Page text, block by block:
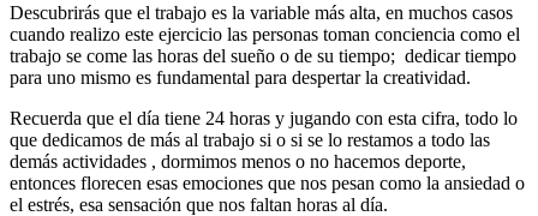
Descubrirás que el trabajo es la variable más alta, en muchos casos
cuando realizo este ejercicio las personas toman conciencia como el
trabajo se come las horas del sueño o de su tiempo; dedicar tiempo
para uno mismo es fundamental para despertar la creatividad.
Recuerda que el día tiene 24 horas y jugando con esta cifra, todo lo
que dedicamos de más al trabajo si o si se lo restamos a todo las
demás actividades , dormimos menos o no hacemos deporte,
entonces florecen esas emociones que nos pesan como la ansiedad o
el estrés, esa sensación que nos faltan horas al día.